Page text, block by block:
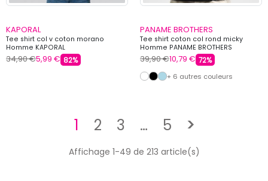
KAPORAL
Tee shirt col v coton morano
Homme KAPORAL
34,90 €5,99 € 82%
PANAME BROTHERS
Tee shirt coton col rond micky
Homme PANAME BROTHERS
39,90 €10,79 € 72%
+ 6 autres couleurs
1 2 3 … 5 >Suivant
Affichage 1-49 de 213 article(s)